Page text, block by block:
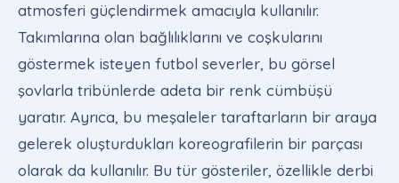
atmosferi güçlendirmek amacıyla kullanılır.
Takımlarına olan bağlılıklarını ve coşkularını
göstermek isteyen futbol severler, bu görsel
şovlarla tribünlerde adeta bir renk cümbüşü
yaratır. Ayrıca, bu meşaleler taraftarların bir araya
gelerek oluşturdukları koreografilerin bir parçası
olarak da kullanılır. Bu tür gösteriler, özellikle derbi